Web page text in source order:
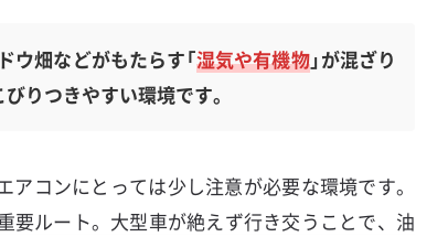
ウ畑などがもたらす「湿気や有機物」が混ざり
りつきやすい環境です。
コンにとっては少し注意が必要な環境です。
要ルート。大型車が絶えず行き交うことで、油